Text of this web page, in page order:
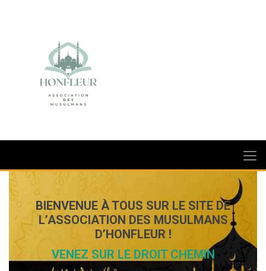
BIENVENUE À TOUS SUR LE SITE DE
L’ASSOCIATION DES MUSULMANS
D’HONFLEUR !
VENEZ SUR LE DROIT CHEMIN